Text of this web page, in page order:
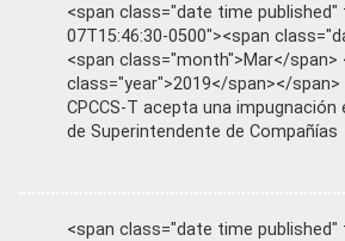
<span class="date time published"
07T15:46:30-0500"><span
<span class="month">Mar</span>
class="year">2019</span></span>
CPCCS-T acepta una impugnación
de Superintendente de Compañías
<span class="date time published"